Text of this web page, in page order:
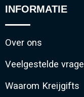
INFORMATIE
Over ons
Veelgestelde
Waarom Kreijgifts